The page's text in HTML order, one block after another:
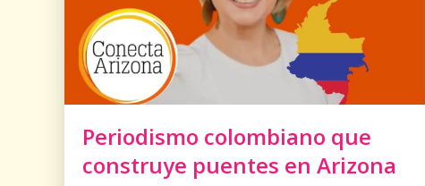
Periodismo colombiano que
construye puentes en Arizona